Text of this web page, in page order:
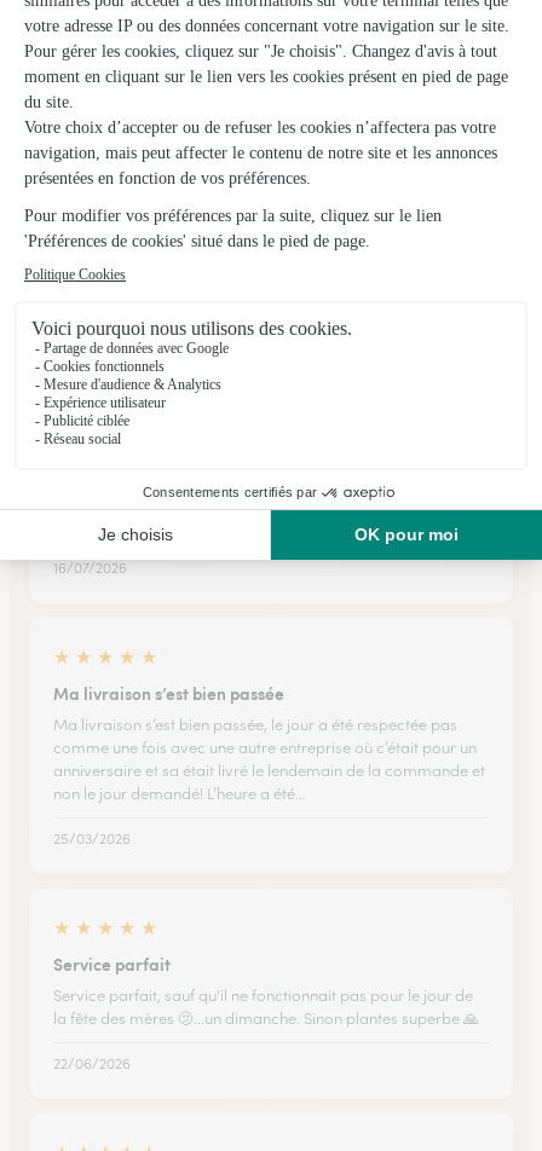
Carrement Fleurs
Vernouillet
★★
31, route de Chartres ZAC Plein Sud
Voir la boutique
Ils ont fait livrer des fleurs ou une plante à
Romilly sur Aigre
Prestation conforme
16/07/2026
★ ★ ★ ★ ★
Ma livraison s’est bien passée
Ma livraison s’est bien passée, le jour a été respectée pas
comme une fois avec une autre entreprise où c’était pour un
anniversaire et sa était livré le lendemain de la commande et
non le jour demandé! L’heure a été…
25/03/2026
★ ★ ★ ★ ★
Service parfait
Service parfait, sauf qu'il ne fonctionnait pas pour le jour de
la fête des mères 🫤...un dimanche. Sinon plantes superbe 🙏
22/06/2026